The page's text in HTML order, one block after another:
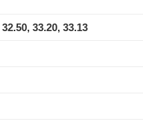
33.20, 33.13